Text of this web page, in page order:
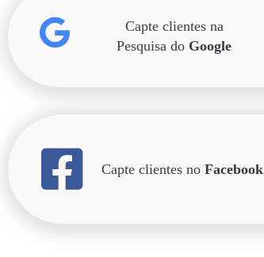
Capte clientes na
Pesquisa do Google
Capte clientes no Facebook